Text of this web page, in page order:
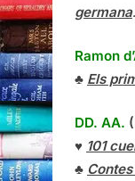
germana.
Ramon
♣ Els
DD. AA.
♥ 101
♣